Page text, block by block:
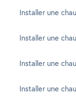
Installer une
Installer une
Installer une
Installer une